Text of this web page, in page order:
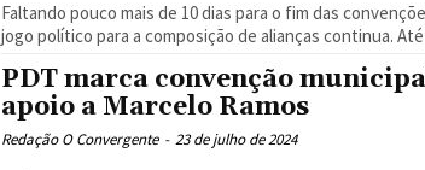
Faltando pouco mais de 10 dias para o fim das
jogo político para a composição de alianças continua.
PDT marca convenção
apoio a Marcelo Ramos
Redação O Convergente - 23 de julho de 2024